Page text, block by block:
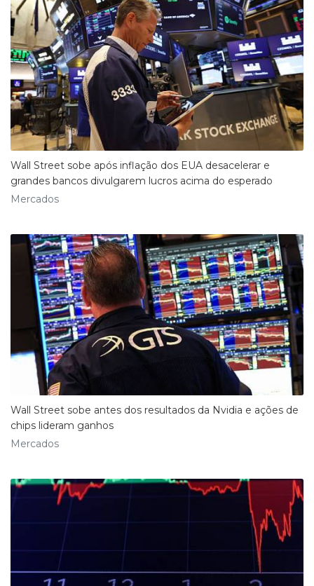
Wall Street sobe após inflação dos EUA desacelerar e
grandes bancos divulgarem lucros acima do esperado
Mercados
Wall Street sobe antes dos resultados da Nvidia e ações de
chips lideram ganhos
Mercados